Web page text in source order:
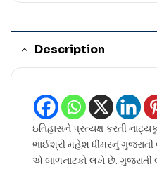
Description
ઇતિહાસને પ્રત્યક્ષ કરતી
ભાઈશ્રી મહેશ ધીમરનું
એ બાળનાટકો લખે છે. ગુજરાતી